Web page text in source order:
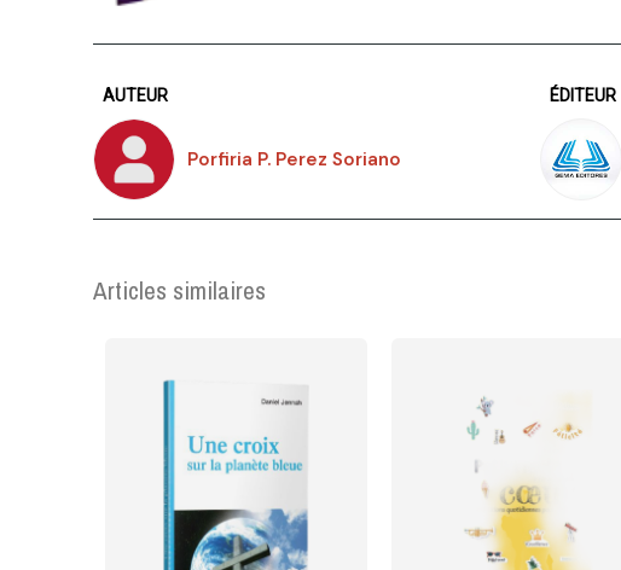
AUTEUR
Porfiria P. Perez Soriano
ÉDITEUR
Articles similaires